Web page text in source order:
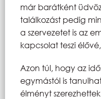
már barátként
találkozást pedig
a szervezetet is az
kapcsolat teszi
Azon túl, hogy az
egymástól is
élményt